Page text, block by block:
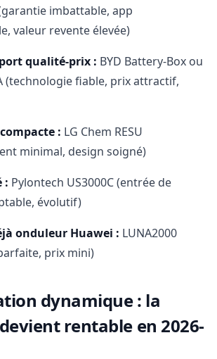
imbattable, app
valeur revente élevée)
qualité-prix : BYD Battery-Box ou
(technologie fiable, prix attractif,
: LG Chem RESU
minimal, design soigné)
: Pylontech US3000C (entrée de
évolutif)
onduleur Huawei : LUNA2000
prix mini)
dynamique : la
rentable en 2026-